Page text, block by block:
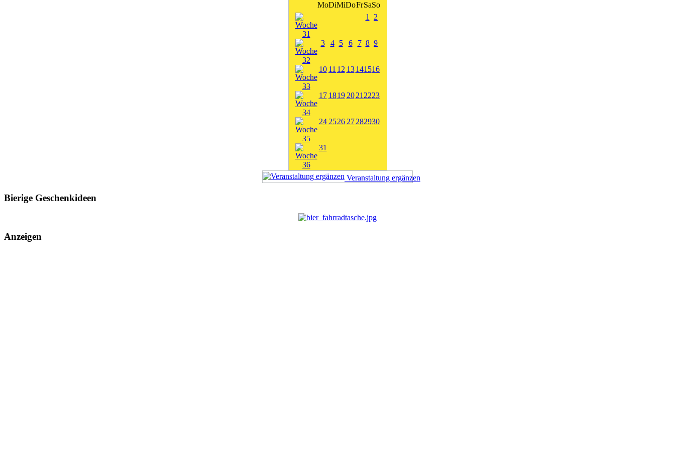
MoDiMiDoFrSaSo
1
2
3 4 5 6 7 8 9
10 11 12 13 141516
17 1819 20 21 2223
24 2526 27 282930
31
Veranstaltung ergänzen
Bierige Geschenkideen
Anzeigen